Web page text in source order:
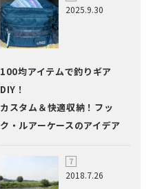
2025.9.30
100均アイテムで釣りギア
DIY！
カスタム＆快適収納！フッ
ク・ルアーケースのアイデア
2018.7.26